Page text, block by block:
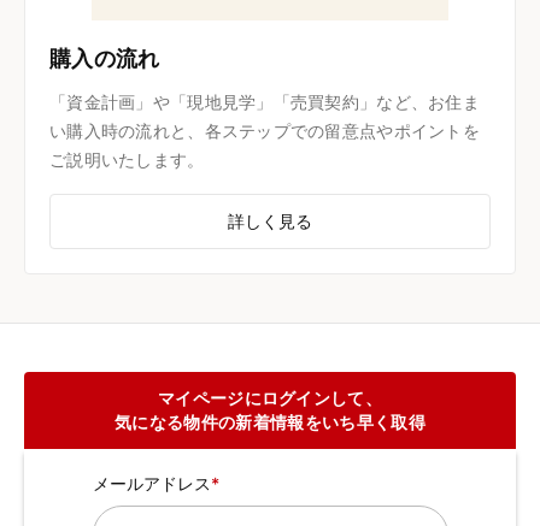
購入の流れ
「資金計画」や「現地見学」「売買契約」など、お住ま
い購入時の流れと、各ステップでの留意点やポイントを
ご説明いたします。
詳しく見る
マイページにログインして、
気になる物件の新着情報をいち早く取得
メールアドレス